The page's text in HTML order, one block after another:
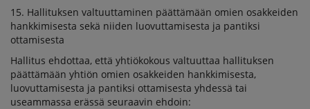
15. Hallituksen valtuuttaminen päättämään omien osakkeiden
hankkimisesta sekä niiden luovuttamisesta ja pantiksi
ottamisesta
Hallitus ehdottaa, että yhtiökokous valtuuttaa hallituksen
päättämään yhtiön omien osakkeiden hankkimisesta,
luovuttamisesta ja pantiksi ottamisesta yhdessä tai
useammassa erässä seuraavin ehdoin: